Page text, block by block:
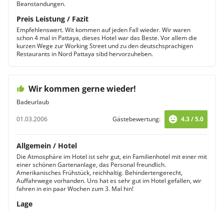
Beanstandungen.
Preis Leistung / Fazit
Empfehlenswert. Wit kommen auf jeden Fall wieder. Wir waren
schon 4 mal in Pattaya, dieses Hotel war das Beste. Vor allem die
kurzen Wege zur Working Street und zu den deutschsprachigen
Restaurants in Nord Pattaya sibd hervorzuheben.
Wir kommen gerne wieder!
Badeurlaub
01.03.2006
Gästebewertung: 4.3 / 5.0
Allgemein / Hotel
Die Atmosphäre im Hotel ist sehr gut, ein Familienhotel mit einer mit
einer schönen Gartenanlage, das Personal freundlich.
Amerikanisches Frühstück, reichhaltig. Behindertengerecht,
Auffahrwege vorhanden. Uns hat es sehr gut im Hotel gefallen, wir
fahren in ein paar Wochen zum 3. Mal hin!
Lage